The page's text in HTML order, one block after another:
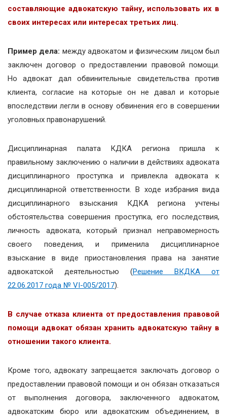
составляющие адвокатскую тайну, использовать их в
своих интересах или интересах третьих лиц.
Пример дела: между адвокатом и физическим лицом был
заключен договор о предоставлении правовой помощи.
Но адвокат дал обвинительные свидетельства против
клиента, согласие на которые он не давал и которые
впоследствии легли в основу обвинения его в совершении
уголовных правонарушений.
Дисциплинарная палата КДКА региона пришла к
правильному заключению о наличии в действиях адвоката
дисциплинарного проступка и привлекла адвоката к
дисциплинарной ответственности. В ходе избрания вида
дисциплинарного взыскания КДКА региона учтены
обстоятельства совершения проступка, его последствия,
личность адвоката, который признал неправомерность
своего поведения, и применила дисциплинарное
взыскание в виде приостановления права на занятие
адвокатской деятельностью (Решение ВКДКА от
22.06.2017 года № VI-005/2017).
В случае отказа клиента от предоставления правовой
помощи адвокат обязан хранить адвокатскую тайну в
отношении такого клиента.
Кроме того, адвокату запрещается заключать договор о
предоставлении правовой помощи и он обязан отказаться
от выполнения договора, заключенного адвокатом,
адвокатским бюро или адвокатским объединением, в